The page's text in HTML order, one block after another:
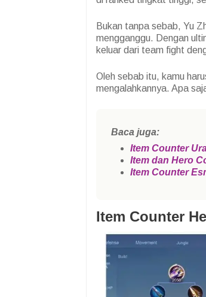
Bukan tanpa sebab, Yu
mengganggu. Dengan
keluar dari team fight
Oleh sebab itu, kamu
mengalahkannya. Apa
Baca juga:
Item Counter
Item dan Hero
Item Counter
Item Counter